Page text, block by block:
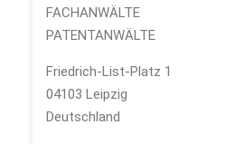
FACHANWÄLTE
PATENTANWÄLTE
Friedrich-List-Platz 1
04103 Leipzig
Deutschland